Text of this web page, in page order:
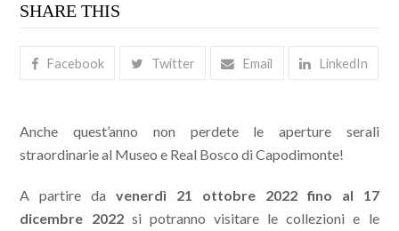
SHARE THIS
Facebook Twitter Email LinkedIn
Anche quest’anno non perdete le aperture serali
straordinarie al Museo e Real Bosco di Capodimonte!
A partire davenerdì 21 ottobre 2022 fino al 17
dicembre 2022 si potranno visitare le collezioni e le